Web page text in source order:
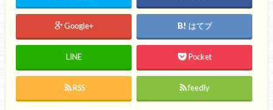
Google+ はてブ
LINE Pocket
RSS feedly